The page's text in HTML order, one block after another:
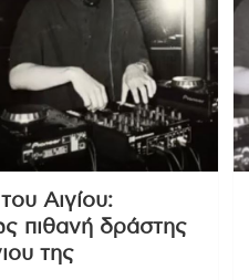
Αιγίου:
πιθανή δράστης
της